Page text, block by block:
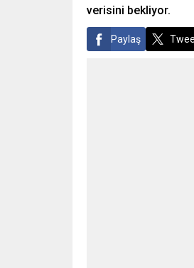
verisini bekliyor.
Paylaş